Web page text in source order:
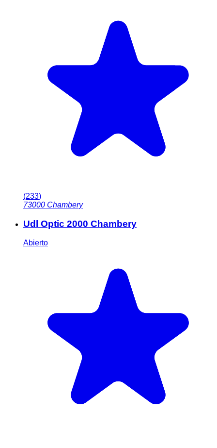
(233)
73000 Chambery
Udl Optic 2000 Chambery
Abierto